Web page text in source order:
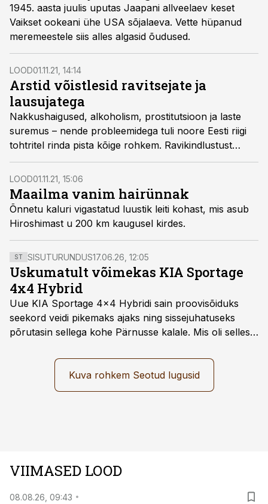
1945. aasta juulis uputas Jaapani allveelaev keset
Vaikset ookeani ühe USA sõjalaeva. Vette hüpanud
meremeestele siis alles algasid õudused.
LOOD01.11.21, 14:14
Arstid võistlesid ravitsejate ja
lausujatega
Nakkushaigused, alkoholism, prostitutsioon ja laste
suremus – nende probleemidega tuli noore Eesti riigi
tohtritel rinda pista kõige rohkem. Ravikindlustust
enamasti polnud ning igas haiglas kehtisid omad
hinnad. Külades tegutsesid edasi ravitsejad, lausujad ja
hambatõmbajad, kel puudus arstiharidus.
LOOD01.11.21, 15:06
Maailma vanim hairünnak
Õnnetu kaluri vigastatud luustik leiti kohast, mis asub
Hiroshimast u 200 km kaugusel kirdes.
ST SISUTURUNDUS17.06.26, 12:05
Uskumatult võimekas KIA Sportage
4x4 Hybrid
Uue KIA Sportage 4x4 Hybridi sain proovisõiduks
seekord veidi pikemaks ajaks ning sissejuhatuseks
põrutasin sellega kohe Pärnusse kalale. Mis oli selles
läbi järgnev lugu.
Kuva rohkem Seotud lugusid
VIIMASED LOOD
08.08.26, 09:43